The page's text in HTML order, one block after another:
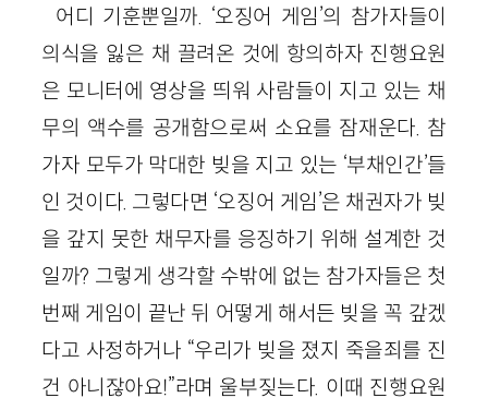
어디 기훈뿐일까. ‘오징어 게임’의 참가자들이
의식을 잃은 채 끌려온 것에 항의하자 진행요원
은 모니터에 영상을 띄워 사람들이 지고 있는 채
무의 액수를 공개함으로써 소요를 잠재운다. 참
가자 모두가 막대한 빚을 지고 있는 ‘부채인간’들
인 것이다. 그렇다면 ‘오징어 게임’은 채권자가 빚
을 갚지 못한 채무자를 응징하기 위해 설계한 것
일까? 그렇게 생각할 수밖에 없는 참가자들은 첫
번째 게임이 끝난 뒤 어떻게 해서든 빚을 꼭 갚겠
다고 사정하거나 “우리가 빚을 졌지 죽을죄를 진
건 아니잖아요!”라며 울부짖는다. 이때 진행요원